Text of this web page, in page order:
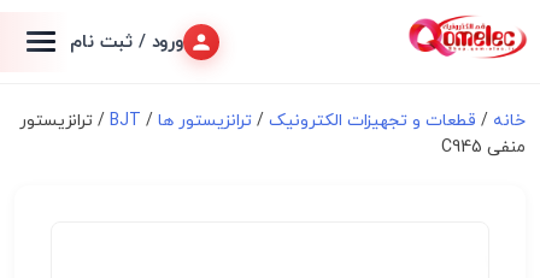
ورود / ثبت نام
خانه / قطعات و تجهیزات الکترونیک/ ترانزیستور ها /
BJT/ ترانزیستور
منفی C945